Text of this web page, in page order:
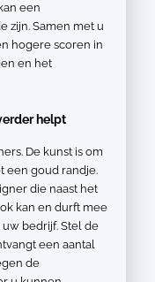
een
zijn. Samen met u
hogere scoren in
en het
helpt
De kunst is om
een goud randje.
die naast het
kan en durft mee
bedrijf. Stel de
een aantal
de